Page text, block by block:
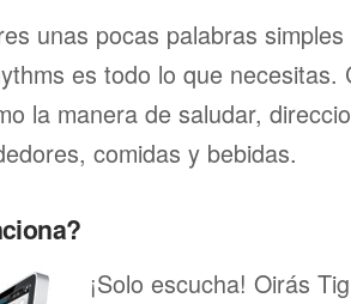
unas pocas palabras
es todo lo que
la manera de saludar,
comidas y bebidas.
¡Solo escucha! Oirás